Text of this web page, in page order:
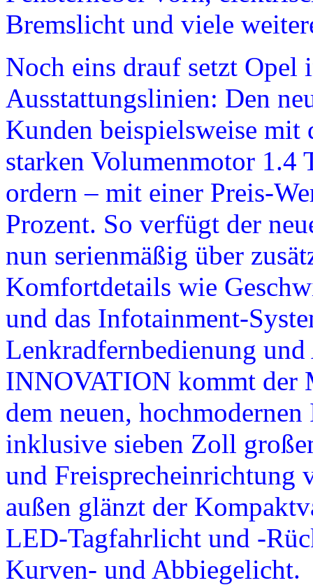
Bremslicht und viele
Noch eins drauf setzt Opel
Ausstattungslinien: Den
Kunden beispielsweise
starken Volumenmotor 1.4
ordern – mit einer Preis-
Prozent. So verfügt der
nun serienmäßig über
Komfortdetails wie
und das Infotainment-
Lenkradfernbedienung
INNOVATION kommt der
dem neuen,
inklusive sieben Zoll
und Freisprecheinrichtung
außen glänzt der
LED-Tagfahrlicht und -
Kurven- und Abbiegelicht.